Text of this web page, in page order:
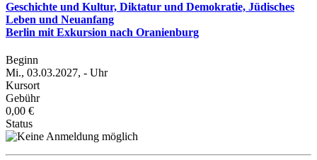
Geschichte und Kultur, Diktatur und Demokratie, Jüdisches
Leben und Neuanfang
Berlin mit Exkursion nach Oranienburg
Beginn
Mi., 03.03.2027, - Uhr
Kursort
Gebühr
0,00 €
Status